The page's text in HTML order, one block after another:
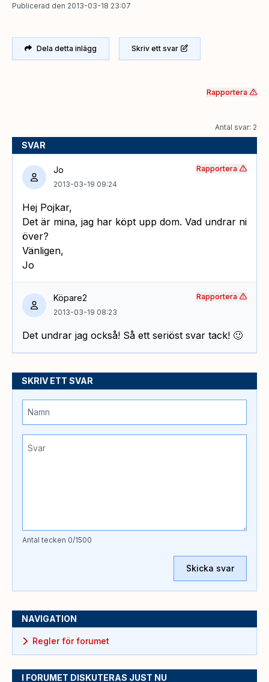
Publicerad den 2013-03-18 23:07
Dela detta inlägg Skriv ett svar
Rapportera
Antal svar: 2
SVAR
Jo
2013-03-19 09:24
Hej Pojkar,
Det är mina, jag har köpt upp dom. Vad undrar ni
över?
Vänligen,
Jo
Rapportera
Köpare2
2013-03-19 08:23
Det undrar jag också! Så ett seriöst svar tack! 🙂
Rapportera
SKRIV ETT SVAR
Antal tecken 0/1500
Skicka svar
NAVIGATION
Regler för forumet
I FORUMET DISKUTERAS JUST NU